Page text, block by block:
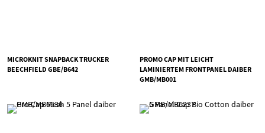
MICROKNIT SNAPBACK TRUCKER
BEECHFIELD GBE/B642
PROMO CAP MIT LEICHT
LAMINIERTEM FRONTPANEL DAIBER
GMB/MB001